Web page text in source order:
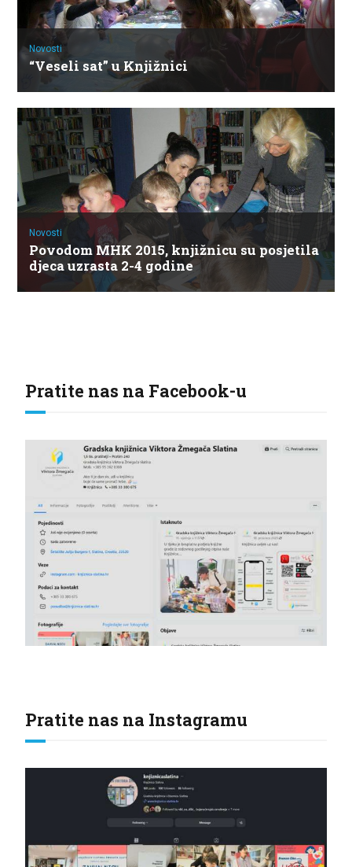
Novosti
“Veseli sat” u Knjižnici
Novosti
Povodom MHK 2015, knjižnicu su posjetila
djeca uzrasta 2-4 godine
Pratite nas na Facebook-u
Pratite nas na Instagramu